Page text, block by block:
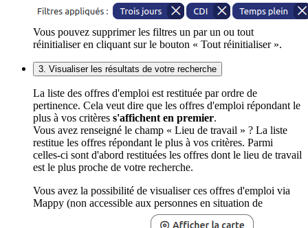
Vous pouvez supprimer les filtres un par un ou tout
réinitialiser en cliquant sur le bouton « Tout réinitialiser ».
3. Visualiser les résultats de votre recherche
La liste des offres d'emploi est restituée par ordre de
pertinence. Cela veut dire que les offres d'emploi répondant le
plus à vos critères s'affichent en premier.
Vous avez renseigné le champ « Lieu de travail » ? La liste
restitue les offres répondant le plus à vos critères. Parmi
celles-ci sont d'abord restituées les offres dont le lieu de travail
est le plus proche de votre recherche.
Vous avez la possibilité de visualiser ces offres d'emploi via
Mappy (non accessible aux personnes en situation de